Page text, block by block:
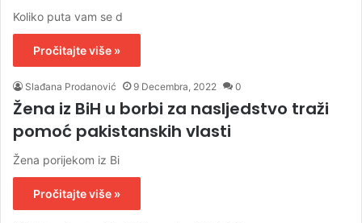
Koliko puta vam se d
Pročitajte više »
Slađana Prodanović 9 Decembra, 2022 0
Žena iz BiH u borbi za nasljedstvo traži
pomoć pakistanskih vlasti
Žena porijekom iz Bi
Pročitajte više »